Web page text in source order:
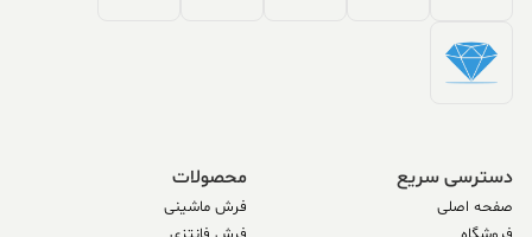
دسترسی سریع
صفحه اصلی
محصولات
فرش ماشینی